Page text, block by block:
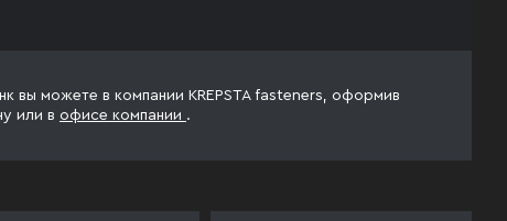
вы можете в компании KREPSTA fasteners, оформив
или в офисе компании .